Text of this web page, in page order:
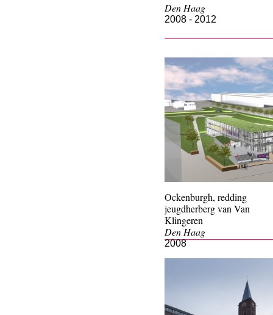
Den Haag
2008 - 2012
Ockenburgh, redding
jeugdherberg van Van
Klingeren
Den Haag
2008